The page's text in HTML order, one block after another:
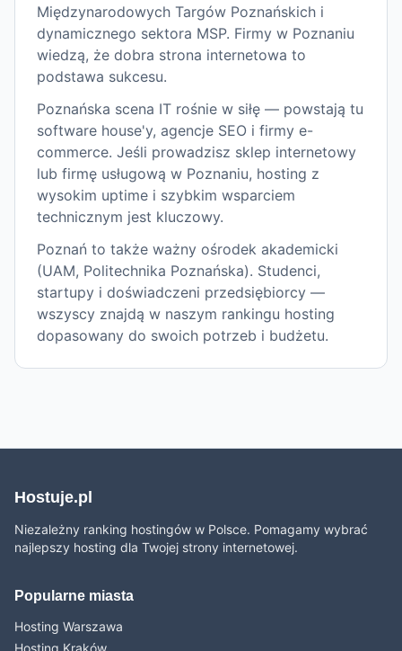
Międzynarodowych Targów Poznańskich i
dynamicznego sektora MSP. Firmy w Poznaniu
wiedzą, że dobra strona internetowa to
podstawa sukcesu.
Poznańska scena IT rośnie w siłę — powstają tu
software house'y, agencje SEO i firmy e-
commerce. Jeśli prowadzisz sklep internetowy
lub firmę usługową w Poznaniu, hosting z
wysokim uptime i szybkim wsparciem
technicznym jest kluczowy.
Poznań to także ważny ośrodek akademicki
(UAM, Politechnika Poznańska). Studenci,
startupy i doświadczeni przedsiębiorcy —
wszyscy znajdą w naszym rankingu hosting
dopasowany do swoich potrzeb i budżetu.
Hostuje.pl
Niezależny ranking hostingów w Polsce. Pomagamy wybrać
najlepszy hosting dla Twojej strony internetowej.
Popularne miasta
Hosting Warszawa
Hosting Kraków